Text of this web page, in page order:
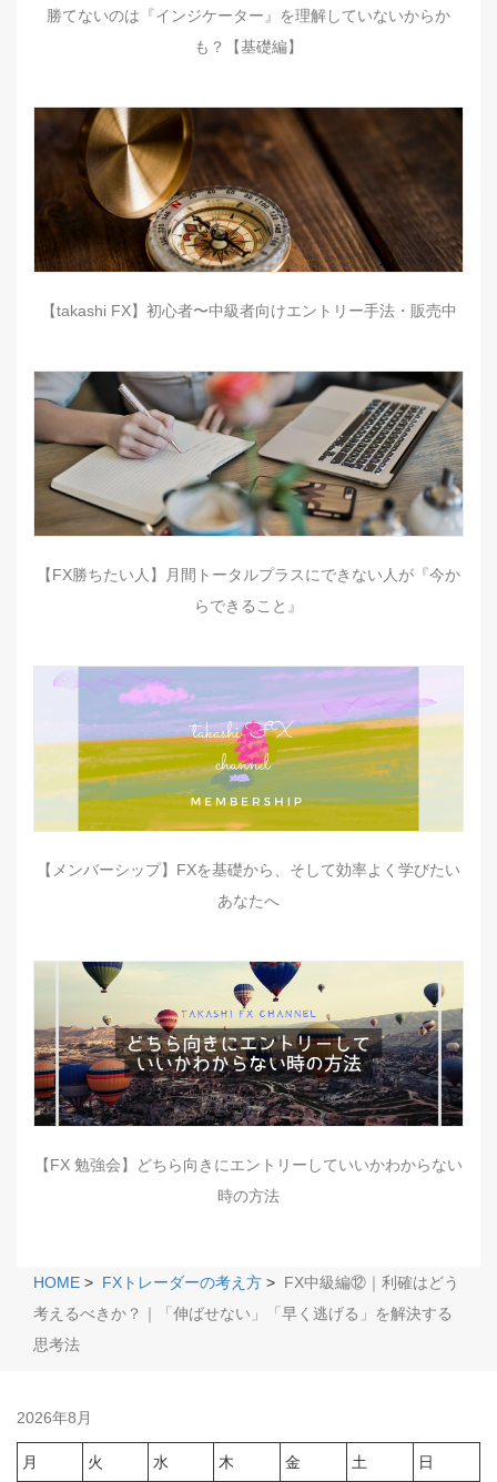
勝てないのは『インジケーター』を理解していないからか
も？【基礎編】
【takashi FX】初心者〜中級者向けエントリー手法・販売中
【FX勝ちたい人】月間トータルプラスにできない人が『今か
らできること』
【メンバーシップ】FXを基礎から、そして効率よく学びたい
あなたへ
【FX 勉強会】どちら向きにエントリーしていいかわからない
時の方法
HOME > FXトレーダーの考え方 > FX中級編⑫｜利確はどう
考えるべきか？｜「伸ばせない」「早く逃げる」を解決する
思考法
2026年8月
月 火 水 木 金 土 日